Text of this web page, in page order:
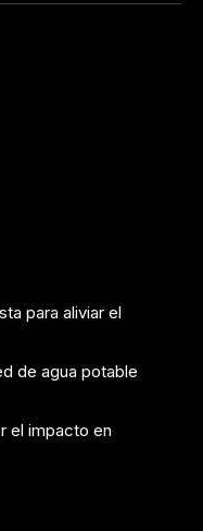
para aliviar el
de agua potable
el impacto en